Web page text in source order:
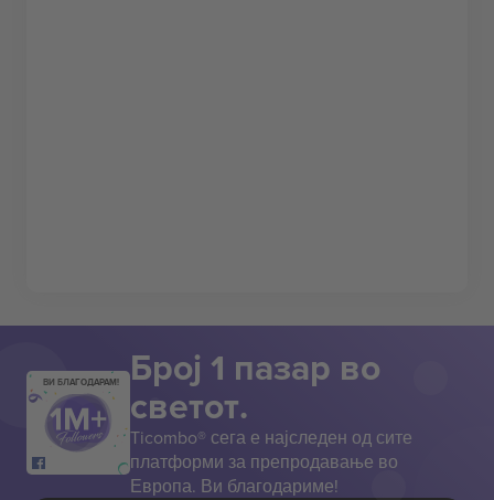
ВИ БЛАГОДАРАМ! Број 1 пазар во
светот.
Ticombo® сега е најследен од сите
платформи за препродавање во
Европа. Ви благодариме!